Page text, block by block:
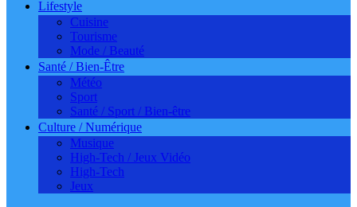
Lifestyle
Cuisine
Tourisme
Mode / Beauté
Santé / Bien-Être
Météo
Sport
Santé / Sport / Bien-être
Culture / Numérique
Musique
High-Tech / Jeux Vidéo
High-Tech
Jeux